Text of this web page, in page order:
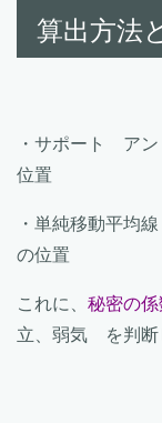
算出方法
・サポート ア
位置
・単純移動平
の位置
これに、 秘密の係
立、弱気 を判断